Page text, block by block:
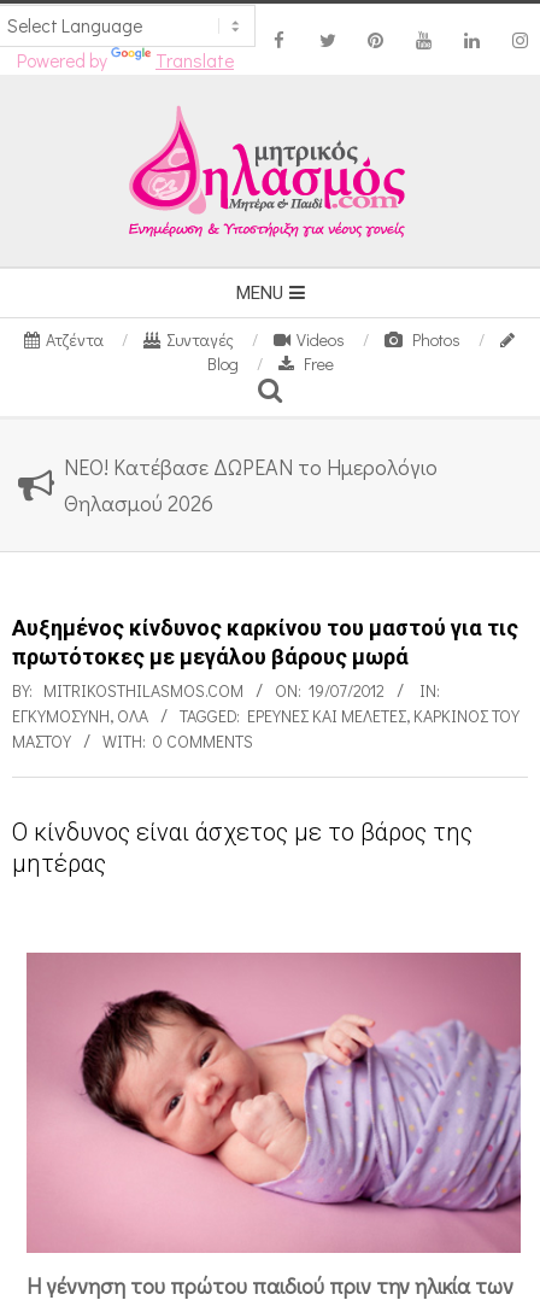
Powered by Translate
Navigation
Menu
MENU
Ατζέντα Συνταγές Videos
Photos
Blog
Free
Search
ΝΕΟ! Κατέβασε ΔΩΡΕΑΝ το Ημερολόγιο
Θηλασμού 2026
Αυξημένος κίνδυνος καρκίνου του μαστού για τις
πρωτότοκες με μεγάλου βάρους μωρά
BY: MITRIKOSTHILASMOS.COM ON: 19/07/2012
IN:
ΕΓΚΥΜΟΣΎΝΗ, ΌΛΑ TAGGED: ΕΡΕΥΝΕΣ ΚΑΙ ΜΕΛΈΤΕΣ, ΚΑΡΚΊΝΟΣ ΤΟΥ
ΜΑΣΤΟΎ
WITH: 0 COMMENTS
Α
Ο κίνδυνος είναι άσχετος με το βάρος της
μητέρας
Η γέννηση του πρώτου παιδιού πριν την ηλικία των